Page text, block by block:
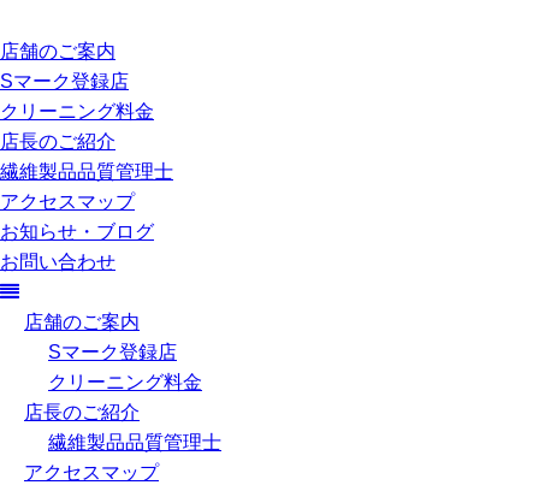
店舗のご案内
Sマーク登録店
クリーニング料金
店長のご紹介
繊維製品品質管理士
アクセスマップ
お知らせ・ブログ
お問い合わせ
店舗のご案内
Sマーク登録店
クリーニング料金
店長のご紹介
繊維製品品質管理士
アクセスマップ